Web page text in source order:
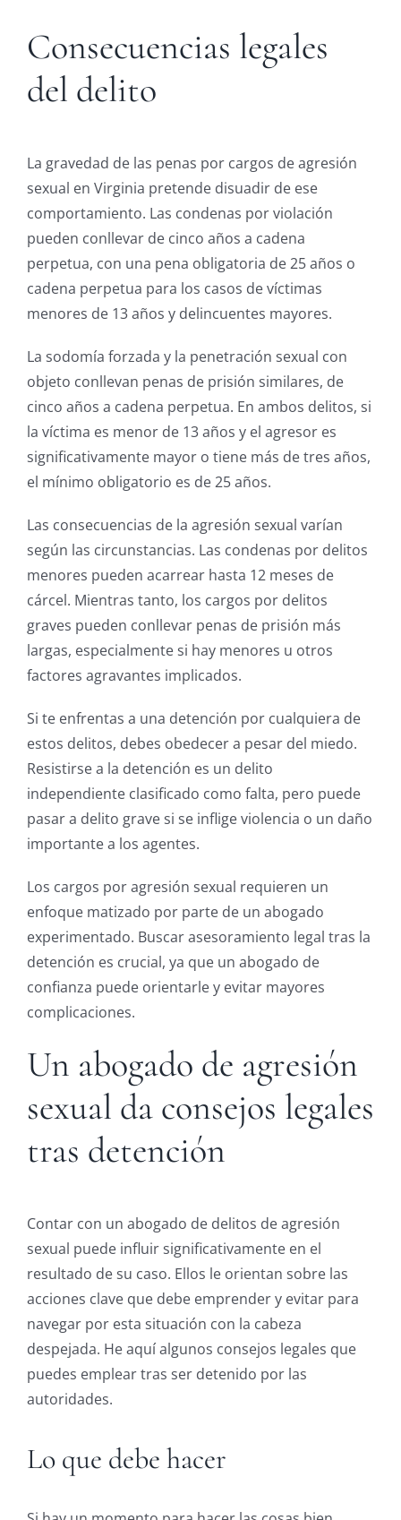
Consecuencias legales
del delito
La gravedad de las penas por cargos de agresión
sexual en Virginia pretende disuadir de ese
comportamiento. Las condenas por violación
pueden conllevar de cinco años a cadena
perpetua, con una pena obligatoria de 25 años o
cadena perpetua para los casos de víctimas
menores de 13 años y delincuentes mayores.
La sodomía forzada y la penetración sexual con
objeto conllevan penas de prisión similares, de
cinco años a cadena perpetua. En ambos delitos, si
la víctima es menor de 13 años y el agresor es
significativamente mayor o tiene más de tres años,
el mínimo obligatorio es de 25 años.
Las consecuencias de la agresión sexual varían
según las circunstancias. Las condenas por delitos
menores pueden acarrear hasta 12 meses de
cárcel. Mientras tanto, los cargos por delitos
graves pueden conllevar penas de prisión más
largas, especialmente si hay menores u otros
factores agravantes implicados.
Si te enfrentas a una detención por cualquiera de
estos delitos, debes obedecer a pesar del miedo.
Resistirse a la detención es un delito
independiente clasificado como falta, pero puede
pasar a delito grave si se inflige violencia o un daño
importante a los agentes.
Los cargos por agresión sexual requieren un
enfoque matizado por parte de un abogado
experimentado. Buscar asesoramiento legal tras la
detención es crucial, ya que un abogado de
confianza puede orientarle y evitar mayores
complicaciones.
Un abogado de agresión
sexual da consejos legales
tras detención
Contar con un abogado de delitos de agresión
sexual puede influir significativamente en el
resultado de su caso. Ellos le orientan sobre las
acciones clave que debe emprender y evitar para
navegar por esta situación con la cabeza
despejada. He aquí algunos consejos legales que
puedes emplear tras ser detenido por las
autoridades.
Lo que debe hacer